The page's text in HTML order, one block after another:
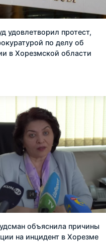
удовлетворил протест,
по делу об
в Хорезмской области
объяснила причины
на инцидент в Хорезме